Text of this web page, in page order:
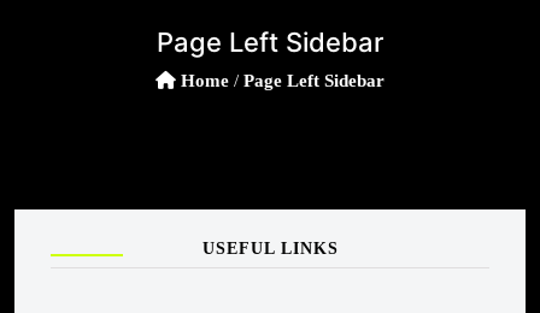
Page Left Sidebar
Home / Page Left Sidebar
USEFUL LINKS